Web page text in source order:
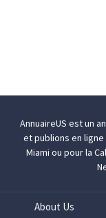
AnnuaireUS est un
et publions en
Miami ou pour la
About Us